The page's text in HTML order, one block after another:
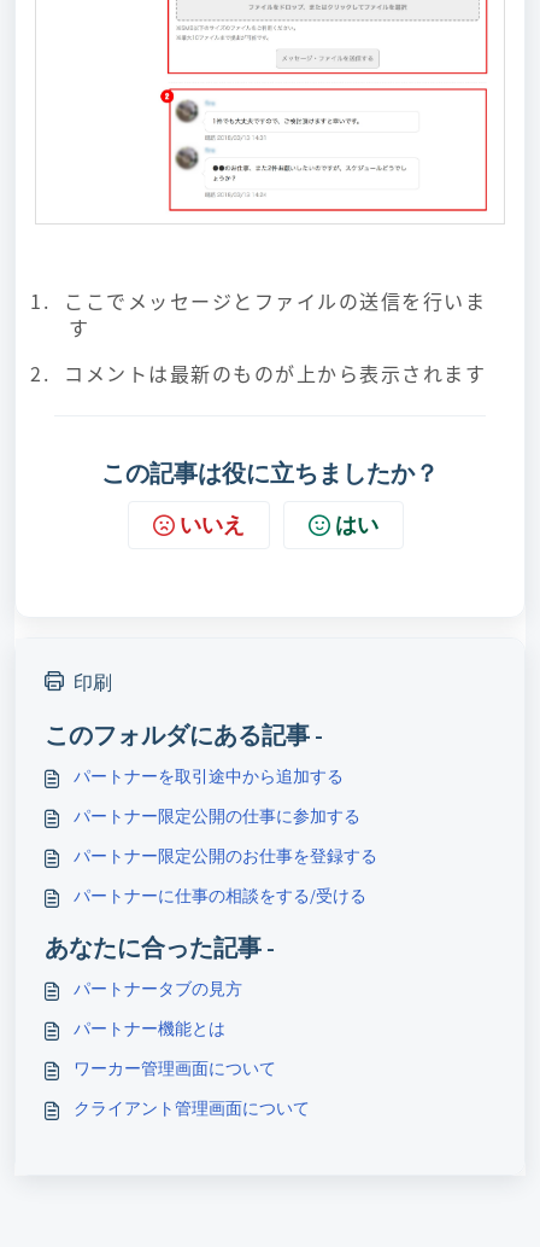
ここでメッセージとファイルの送信を行いま
す
コメントは最新のものが上から表示されます
この記事は役に立ちましたか？
いいえ はい
印刷
このフォルダにある記事 -
パートナーを取引途中から追加する
パートナー限定公開の仕事に参加する
パートナー限定公開のお仕事を登録する
パートナーに仕事の相談をする/受ける
あなたに合った記事 -
パートナータブの見方
パートナー機能とは
ワーカー管理画面について
クライアント管理画面について